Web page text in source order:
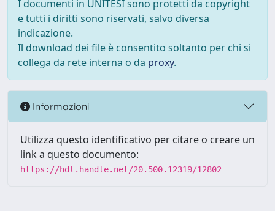
I documenti in UNITESI sono protetti da copyright
e tutti i diritti sono riservati, salvo diversa
indicazione.
Il download dei file è consentito soltanto per chi si
collega da rete interna o da proxy.
Informazioni
Utilizza questo identificativo per citare o creare un
link a questo documento:
https://hdl.handle.net/20.500.12319/12802